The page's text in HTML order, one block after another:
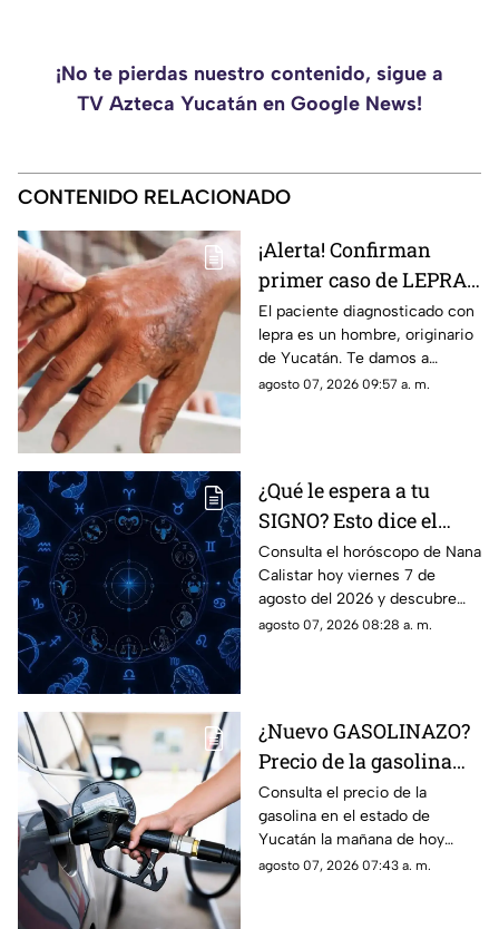
¡No te pierdas nuestro contenido, sigue a
TV Azteca Yucatán en Google News!
CONTENIDO RELACIONADO
¡Alerta! Confirman
primer caso de LEPRA
en Yucatán en este
2026; ¿Cómo se
contagia?
El paciente diagnosticado con
lepra es un hombre, originario
de Yucatán. Te damos a
conocer los detalles de este
agosto 07, 2026 09:57 a. m.
¿Qué le espera a tu
SIGNO? Esto dice el
horóscopo de Nana
Calistar HOY, viernes 7
de agosto
Consulta el horóscopo de Nana
Calistar hoy viernes 7 de
agosto del 2026 y descubre
cómo te irá en el amor, dinero,
agosto 07, 2026 08:28 a. m.
¿Nuevo GASOLINAZO?
Precio de la gasolina
HOY viernes 7 de
agosto en Yucatán
Consulta el precio de la
gasolina en el estado de
Yucatán la mañana de hoy
viernes 7 de agosto y
agosto 07, 2026 07:43 a. m.